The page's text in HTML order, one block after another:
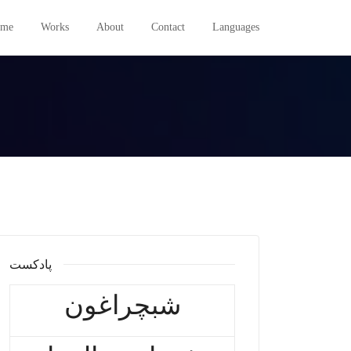
Works About Contact Languages
پادکست
شبچراغون